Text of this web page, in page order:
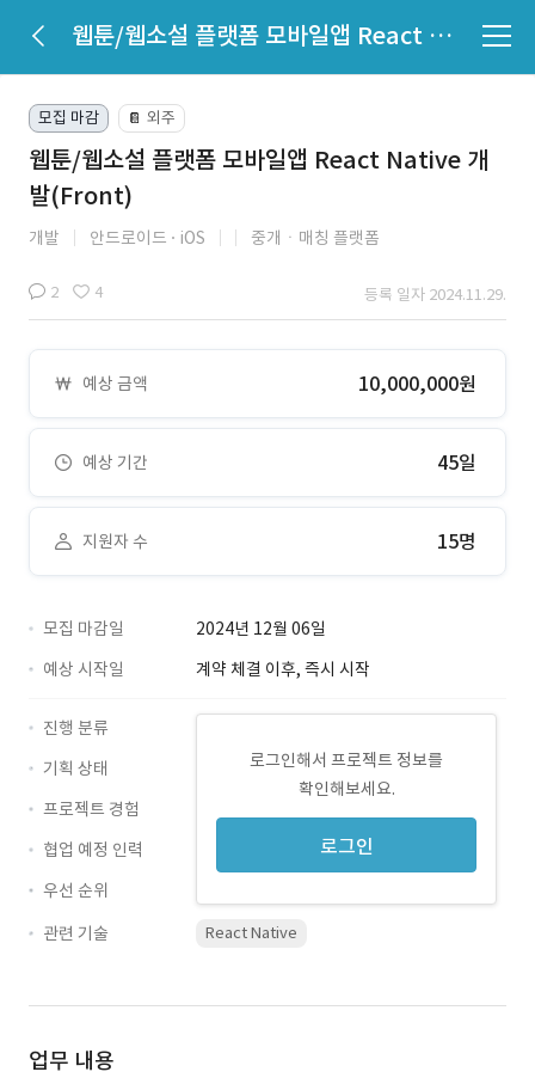
웹툰/웹소설 플랫폼 모바일앱 React Native 개발(Front)
모집 마감 📔 외주
웹툰/웹소설 플랫폼 모바일앱 React Native 개
발(Front)
개발 안드로이드 iOS 중개ㆍ매칭 플랫폼
2 4 등록 일자 2024.11.29.
예상 금액 10,000,000원
예상 기간 45일
지원자 수 15명
모집 마감일
2024년 12월 06일
예상 시작일
계약 체결 이후, 즉시 시작
로그인해서 프로젝트 정보를
확인해보세요.
로그인
진행 분류
기획 상태
프로젝트 경험
협업 예정 인력
우선 순위
관련 기술
React Native
업무 내용